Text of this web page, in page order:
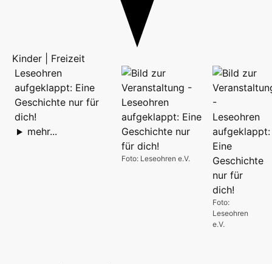
Kinder | Freizeit
Foto:
Leseohren
e.V.
Foto: Leseohren e.V.
Leseohren
aufgeklappt: Eine
Geschichte nur für
dich!
mehr...